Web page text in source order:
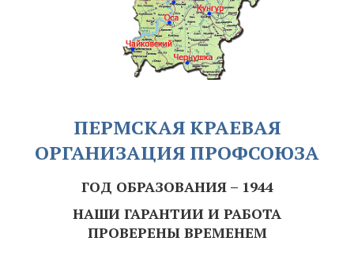
ПЕРМСКАЯ КРАЕВАЯ
ОРГАНИЗАЦИЯ ПРОФСОЮЗА
ГОД ОБРАЗОВАНИЯ – 1944
НАШИ ГАРАНТИИ И РАБОТА
ПРОВЕРЕНЫ ВРЕМЕНЕМ